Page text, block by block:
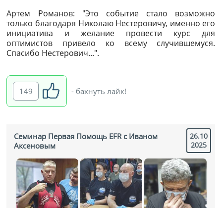
Артем Романов: "Это событие стало возможно
только благодаря Николаю Нестеровичу, именно его
инициатива и желание провести курс для
оптимистов привело ко всему случившемуся.
Спасибо Нестерович...".
149 - бахнуть лайк!
26.10
2025
Семинар Первая Помощь EFR с Иваном
Аксеновым